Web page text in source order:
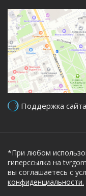
Поддержка
*При любом
гиперссылка на
вы соглашаетесь с
конфиденциальности.